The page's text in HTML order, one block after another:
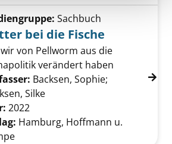
Details von Butter bei die Fische
Sachbuch
bei die Fische
von Pellworm aus die
verändert haben
Backsen, Sophie;
Silke
2022
Hamburg, Hoffmann u.